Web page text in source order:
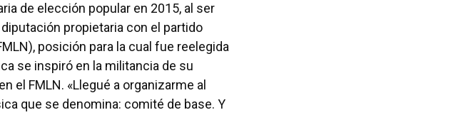
de elección popular en 2015, al ser
propietaria con el partido
posición para la cual fue reelegida
se inspiró en la militancia de su
el FMLN. «Llegué a organizarme al
que se denomina: comité de base. Y